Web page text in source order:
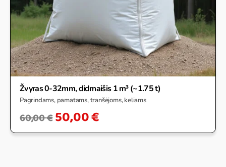
Žvyras 0-32mm, didmaišis 1 m³ (~1.75 t)
Pagrindams, pamatams, tranšėjoms, keliams
60,00€50,00€